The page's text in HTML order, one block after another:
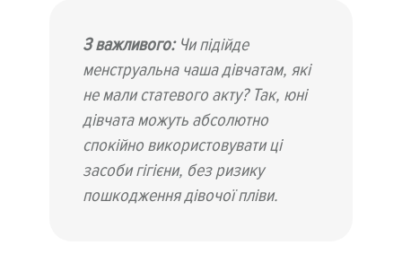
З важливого:Чи підійде
менструальна чаша дівчатам, які
не мали статевого акту? Так, юні
дівчата можуть абсолютно
спокійно використовувати ці
засоби гігієни, без ризику
пошкодження дівочої пліви.